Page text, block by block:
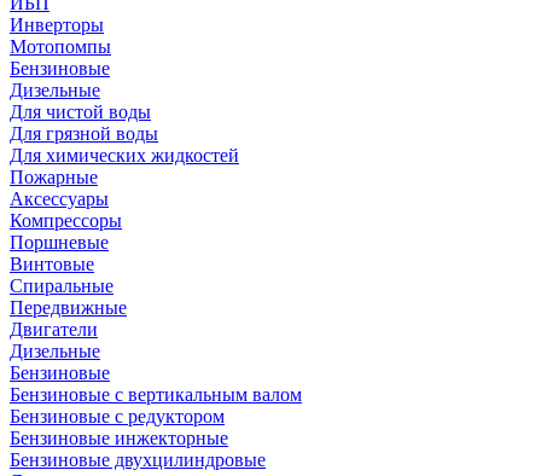
Инверторы
Мотопомпы
Бензиновые
Дизельные
Для чистой воды
Для грязной воды
Для химических жидкостей
Пожарные
Аксессуары
Компрессоры
Поршневые
Винтовые
Спиральные
Передвижные
Двигатели
Дизельные
Бензиновые
Бензиновые с вертикальным валом
Бензиновые с редуктором
Бензиновые инжекторные
Бензиновые двухцилиндровые